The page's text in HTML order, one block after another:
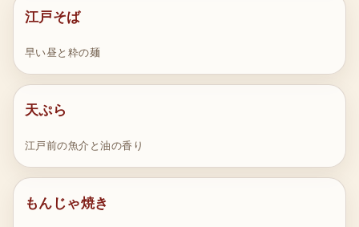
江戸そば
早い昼と粋の麺
天ぷら
江戸前の魚介と油の香り
もんじゃ焼き